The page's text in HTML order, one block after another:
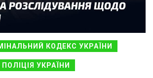
КОДЕКС УКРАЇНИ
УКРАЇНИ